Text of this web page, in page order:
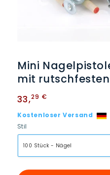
Modal
öffnen
Mini
mit
Normaler
Preis
33,29 €
Kostenloser Versand
Stil